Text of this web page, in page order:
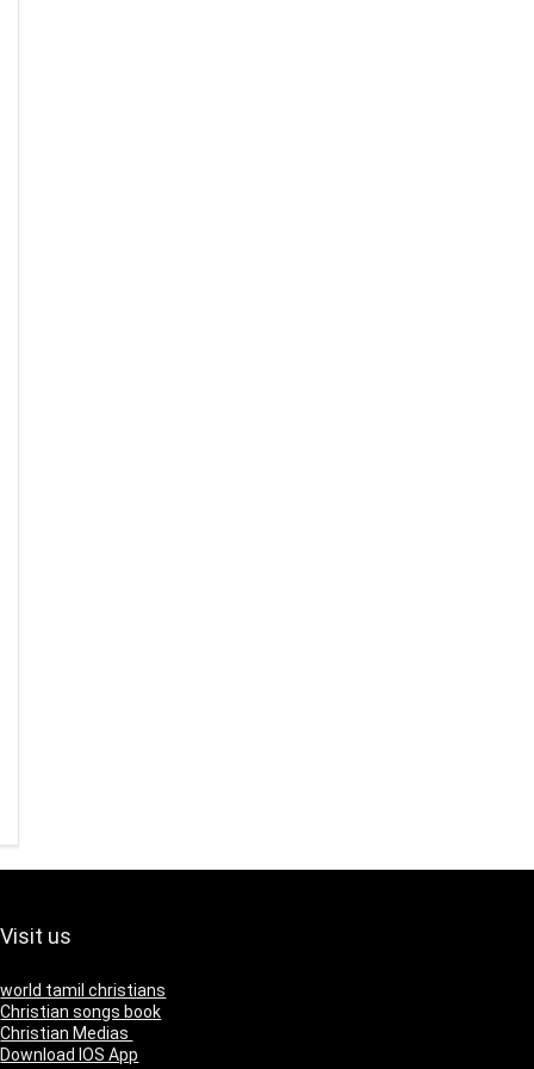
Visit us
world tamil christians
Christian songs book
Christian Medias
Download IOS App